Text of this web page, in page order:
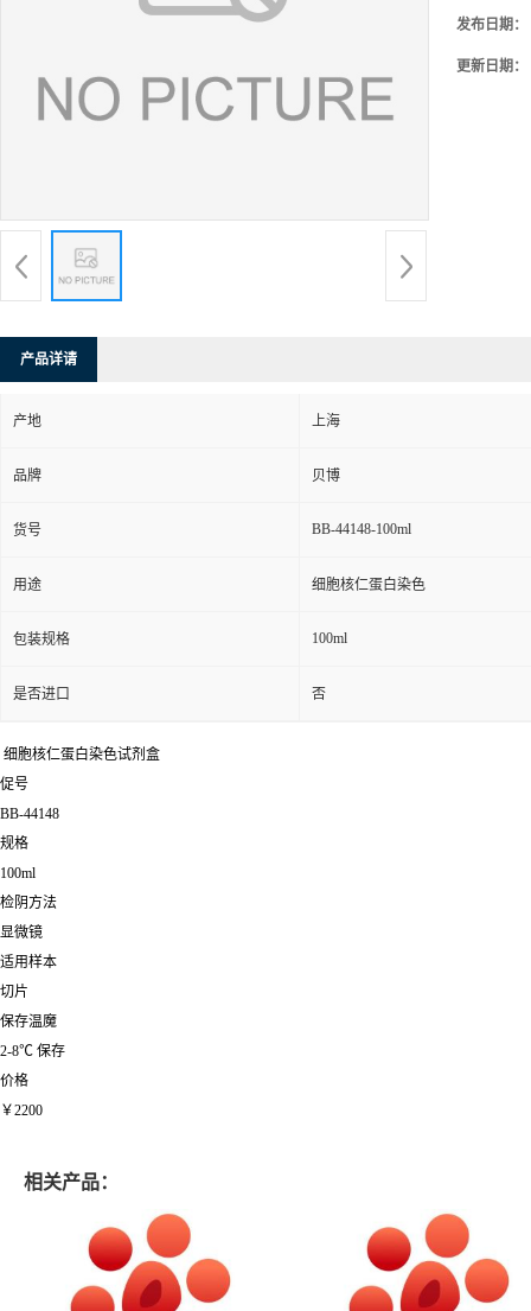
发布日期：
更新日期：
产品详请
产地 上海
品牌 贝博
货号 BB-44148-100ml
用途 细胞核仁蛋白染色
包装规格 100ml
是否进口 否
细胞核仁蛋白染色试剂盒
促号
BB-44148
规格
100ml
检阴方法
显微镜
适用样本
切片
保存温魔
2-8℃ 保存
价格
￥2200
相关产品：